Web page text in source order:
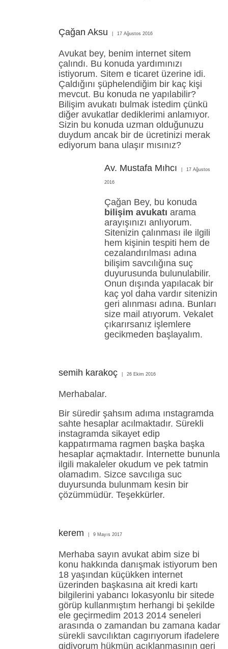
Çağan Aksu 17 Ağustos 2016
Avukat bey, benim internet sitem
çalındı. Bu konuda yardımınızı
istiyorum. Sitem e ticaret üzerine idi.
Çaldığını şüphelendiğim bir kaç kişi
mevcut. Bu konuda ne yapılabilir?
Bilişim avukatı bulmak istedim çünkü
diğer avukatlar dediklerimi anlamıyor.
Sizin bu konuda uzman olduğunuzu
duydum ancak bir de ücretinizi merak
ediyorum bana ulaşır mısınız?
Av. Mustafa Mıhcı 17 Ağustos
2016
Çağan Bey, bu konuda
bilişim avukatı arama
arayışınızı anlıyorum.
Sitenizin çalınması ile ilgili
hem kişinin tespiti hem de
cezalandırılması adına
bilişim savcılığına suç
duyurusunda bulunulabilir.
Onun dışında yapılacak bir
kaç yol daha vardır sitenizin
geri alınması adına. Bunları
size mail atıyorum. Vekalet
çıkarırsanız işlemlere
gecikmeden başlayalım.
semih karakoç 26 Ekim 2016
Merhabalar.
Bir süredir şahsım adıma ınstagramda
sahte hesaplar acılmaktadır. Sürekli
instagramda sikayet edip
kappatırmama ragmen başka başka
hesaplar açmaktadır. İnternette bununla
ilgili makaleler okudum ve pek tatmin
olamadım. Sizce savcılıga suc
duyursunda bulunmam kesin bir
çözümmüdür. Teşekkürler.
kerem 9 Mayıs 2017
Merhaba sayın avukat abim size bi
konu hakkında danışmak istiyorum ben
18 yaşından küçükken internet
üzerinden başkasına ait kredi kartı
bilgilerini yabancı lokasyonlu bir sitede
görüp kullanmıştım herhangi bi şekilde
ele geçirmedim 2013 2014 seneleri
arasında o zamandan bu zamana kadar
sürekli savcılıktan cagırıyorum ifadelere
gidiyorum hükmün açıklanmasının geri